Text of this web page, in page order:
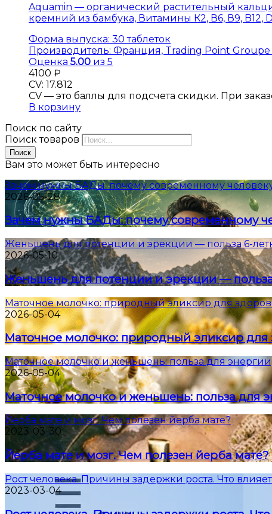
Aquamin — органический растительный
кремний из бамбука, Витамины К2, В6, В9, B12,
Форма выпуска: 30 таблеток
Производитель: Франция, Trading Point Groupe
Оценка 5.00 из 5
4100 ₽
CV: 17.812
CV — это баллы для подсчета скидки. При
В корзину
Поиск по сайту
Поиск товаров
Поиск
Вам это может быть интересно
Зачем нужны БАДы: почему современному
2026-05-28
Зачем нужны БАДы: почему современному
Женьшень для потенции и эрекции — польза 6-
2026-05-10
Женьшень для потенции и эрекции —
Маточное молочко: природный эликсир для
2026-05-04
Маточное молочко: природный эликсир для
Маточное молочко и женьшень: польза для
2026-05-04
Маточное молочко и женьшень: польза для
Йерба мате и мозг. Чем полезен йерба мате?
2023-03-30
Йерба мате и мозг. Чем полезен йерба мате?
Рост человека. Причины задержки роста. Что
2023-03-04